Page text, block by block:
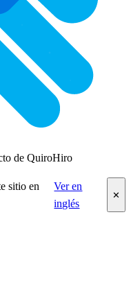
de QuiroHiro
sitio en
Ver en
inglés
✕